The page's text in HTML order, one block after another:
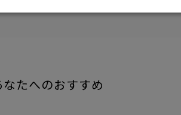
なたへのおすすめ